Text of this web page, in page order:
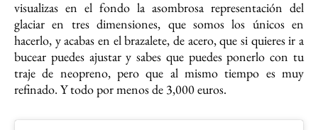
visualizas en el fondo la asombrosa representación del
glaciar en tres dimensiones, que somos los únicos en
hacerlo, y acabas en el brazalete, de acero, que si quieres ir a
bucear puedes ajustar y sabes que puedes ponerlo con tu
traje de neopreno, pero que al mismo tiempo es muy
refinado. Y todo por menos de 3,000 euros.